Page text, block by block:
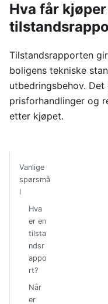
Hva får
Tilstandsrapporten
boligens tekniske
utbedringsbehov.
prisforhandlinger og
etter kjøpet.
Vanlige
spørsmå
l
Hva
er en
tilsta
ndsr
appo
rt?
Når
er